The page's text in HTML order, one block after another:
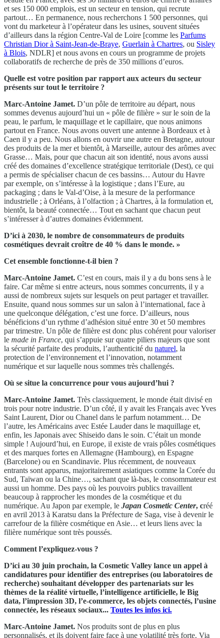
et ses 150 000 emplois, est un secteur en tension, qui recrute
partout… En permanence, nous recherchons 1 500 personnes, qui
vont du marketeur à l’opérateur dans les usines, souvent situées
d’ailleurs dans la région Centre-Val de Loire [comme les Parfums
Christian Dior à Saint-Jean-de-Braye, Guerlain à Chartres, ou Sisley
à Blois, NDLR] et nous avons en cours un programme de projets
collaboratifs de recherche de près de 350 millions d’euros.
Quelle est votre position par rapport aux acteurs du secteur
présents sur tout le territoire ?
Marc-Antoine Jamet. D’un pôle de territoire au départ, nous
sommes devenus aujourd’hui un « pôle de filière » sur le soin de la
peau, le parfum, le maquillage et le capillaire, que nous animons
partout en France. Nous avons ouvert une antenne à Bordeaux et à
Caen il y a peu. Nous allons en ouvrir une autre en Bretagne, autour
des produits de la mer et bientôt, à Marseille, autour des arômes avec
Grasse… Mais, pour que chacun ait son identité, nous avons aussi
créé des domaines d’excellence stratégique territoriale (Dest), ce qui
a permis de spécialiser chacun de ces bassins… Autour du Havre
par exemple, on s’intéresse à la logistique ; dans l’Eure, au
packaging ; dans le Val-d’Oise, à la mesure de la performance
industrielle ; à Orléans, à l’olfaction ; à Chartres, à la formulation et,
bientôt, la beauté connectée… Tout en sachant que chacun peut
s’intéresser à d’autres domaines évidemment.
D’ici à 2030, le nombre de consommateurs de produits
cosmétiques devrait croître de 40 % dans le monde. »
Cet ensemble fonctionne-t-il bien ?
Marc-Antoine Jamet. C’est en cours, mais il y a du bons sens à le
faire. Car même si entre acteurs, nous sommes concurrents, il y a
aussi de nombreux sujets sur lesquels on peut partager et travailler.
Ensuite, quand nous sommes sur un salon à l’international, face à
une quelconque délégation, c’est une force. D’ailleurs, nous
bénéficions d’un rythme d’adhésion situé entre 30 et 50 membres
par trimestre. Un pôle de filière est donc plus cohérent pour valoriser
le made in France, qui s’appuie sur quatre piliers majeurs que sont
la sécurité parfaite des produits, l’authenticité du naturel, la
protection de l’environnement et l’innovation, notamment
numérique et sur laquelle nous sommes très challengés.
Où se situe la concurrence pour vous aujourd’hui ?
Marc-Antoine Jamet. Très classiquement, le monde était divisé en
trois pour notre industrie. D’un côté, il y avait les Français avec Yves
Saint Laurent, Dior ou Chanel dans le parfum notamment… De
l’autre, les Américains avec Estée Lauder dans le maquillage et,
enfin, les Japonais avec Shiseido dans le soin. C’était un monde
simple ! Aujourd’hui, en Europe, il existe de vrais pôles cosmétiques
et des marques fortes en Allemagne (Hambourg), en Espagne
(Barcelone) ou en Scandinavie. Plus récemment, de nouveaux
entrants sont apparus, majoritairement asiatiques comme la Corée du
Sud, Taïwan ou la Chine…, sachant que là-bas, le consommateur est
aussi un homme. Des pays où les pouvoirs publics travaillent
beaucoup à rapprocher les mondes de la cosmétique et du
numérique. Au Japon par exemple, le Japan Cosmetic Center, créé
en avril 2013 à Karatsu dans la Préfecture de Saga, vise à devenir le
carrefour de la filière cosmétique en Asie… et leurs liens avec la
filière numérique sont très poussés.
Comment l’expliquez-vous ?
D’ici au 30 juin prochain, la Cosmetic Valley lance un appel à
candidatures pour identifier des entreprises (ou laboratoires de
recherche) souhaitant développer des partenariats sur les
thèmes de la réalité virtuelle, l’intelligence artificielle, le Big
data, l’impression 3D, l’e-commerce, les objets connectés, l’usine
connectée, les réseaux sociaux... Toutes les infos ici.
Marc-Antoine Jamet. Nos produits sont de plus en plus
personnalisés, et ils doivent faire face à une volatilité très forte. Via